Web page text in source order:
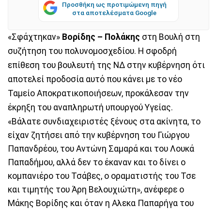
Προσθήκη ως προτιμώμενη πηγή
στα αποτελέσματα Google
«Σφάχτηκαν» Βορίδης – Πολάκης στη Βουλή στη
συζήτηση του πολυνομοσχεδίου. Η σφοδρή
επίθεση του βουλευτή της ΝΔ στην κυβέρνηση ότι
αποτελεί προδοσία αυτό που κάνει με το νέο
Ταμείο Αποκρατικοποιήσεων, προκάλεσαν την
έκρηξη του αναπληρωτή υπουργού Υγείας.
«Βάλατε συνδιαχειριστές ξένους στα ακίνητα, το
είχαν ζητήσει από την κυβέρνηση του Γιώργου
Παπανδρέου, του Αντώνη Σαμαρά και του Λουκά
Παπαδήμου, αλλά δεν το έκαναν και το δίνει ο
κομπανιέρο του Τσάβες, ο οραματιστής του Τσε
και τιμητής του Άρη Βελουχιώτη», ανέφερε ο
Μάκης Βορίδης και όταν η Αλεκα Παπαρήγα του